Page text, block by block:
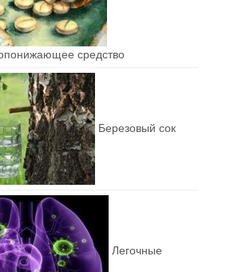
средство
Березовый сок
Легочные